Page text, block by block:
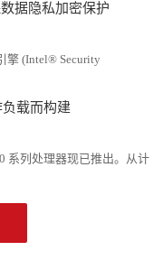
据隐私加密保护
擎 (Intel® Security
载而构建
系列处理器现已推出。从计